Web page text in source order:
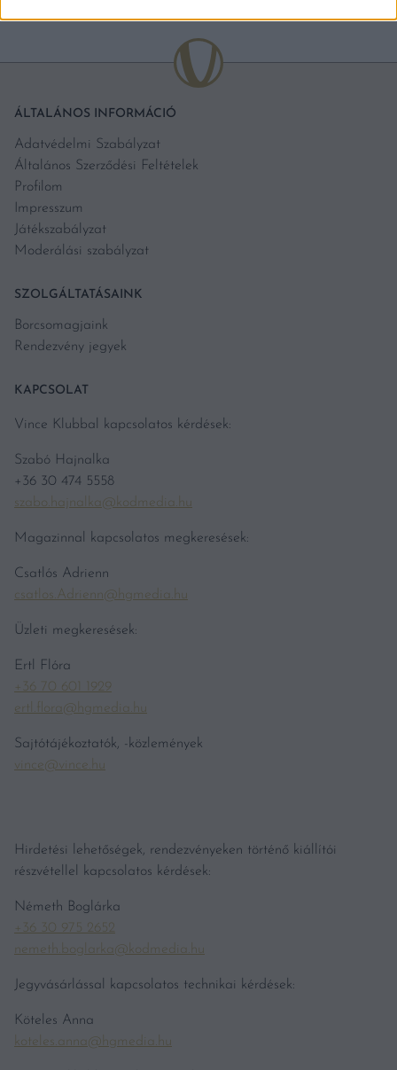
ÁLTALÁNOS INFORMÁCIÓ
Adatvédelmi Szabályzat
Általános Szerződési Feltételek
Profilom
Impresszum
Játékszabályzat
Moderálási szabályzat
SZOLGÁLTATÁSAINK
Borcsomagjaink
Rendezvény jegyek
KAPCSOLAT
Vince Klubbal kapcsolatos kérdések:
Szabó Hajnalka
+36 30 474 5558
szabo.hajnalka@kodmedia.hu
Magazinnal kapcsolatos megkeresések:
Csatlós Adrienn
csatlos.Adrienn@hgmedia.hu
Üzleti megkeresések:
Ertl Flóra
+36 70 601 1929
ertl.flora@hgmedia.hu
Sajtótájékoztatók, -közlemények
vince@vince.hu
Hirdetési lehetőségek, rendezvényeken történő kiállítói
részvétellel kapcsolatos kérdések:
Németh Boglárka
+36 30 975 2652
nemeth.boglarka@kodmedia.hu
Jegyvásárlással kapcsolatos technikai kérdések:
Köteles Anna
koteles.anna@hgmedia.hu